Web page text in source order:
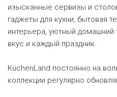
изысканные сервизы и
гаджеты для кухни, бытовая
интерьера, уютный домашний
вкус и каждый праздник.
KüchenLand постоянно на
коллекции регулярно